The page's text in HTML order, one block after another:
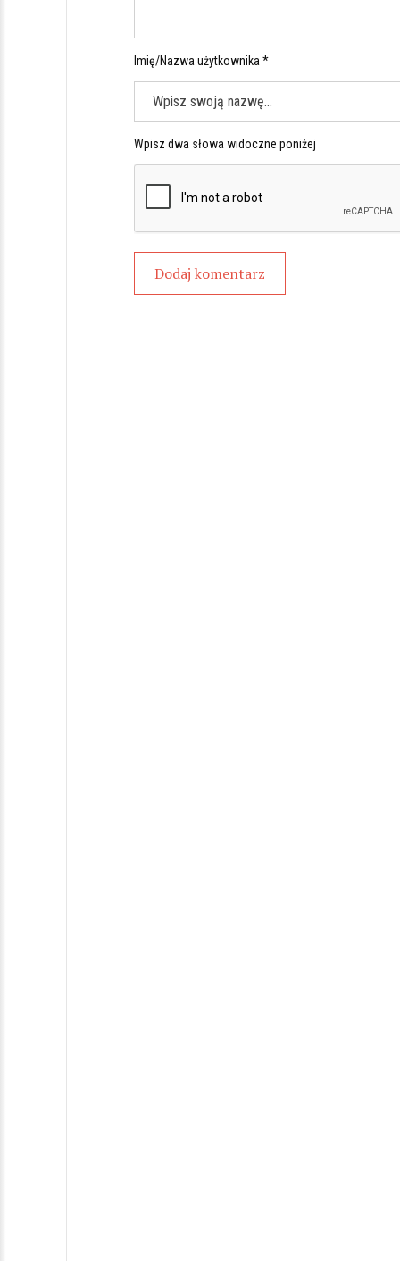
Imię/Nazwa użytkownika *
Wpisz dwa słowa widoczne poniżej